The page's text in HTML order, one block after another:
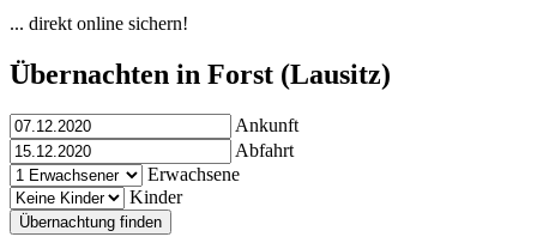
... direkt online sichern!
Übernachten in Forst (Lausitz)
Ankunft
Abfahrt
Erwachsene
Kinder
Übernachtung finden